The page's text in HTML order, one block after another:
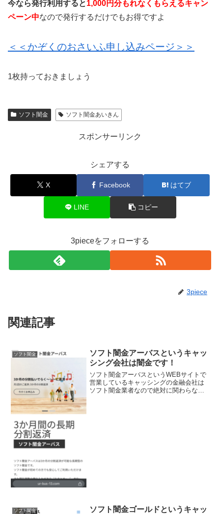
今なら発行利用すると1,000円分もれなくもらえるキャン
ペーン中なので発行するだけでもお得ですよ
＜＜かぞくのおさいふ申し込みページ＞＞
1枚持っておきましょう
ソフト闇金 ソフト闇金あいきん
スポンサーリンク
シェアする
X Facebook はてブ
LINE コピー
3pieceをフォローする
3piece
関連記事
ソフト闇金
ソフト闇金アーバスというキャッ
シング会社は闇金です！
ソフト闇金アーバスというWEBサイトで
営業しているキャッシングの金融会社は
ソフト闇金業者なので絶対に関わらない
ソフト闇金
ソフト闇金ゴールドというキャッ